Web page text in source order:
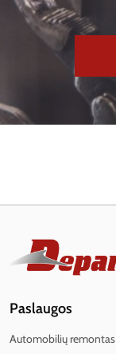
Paslaugos
Automobilių remontas